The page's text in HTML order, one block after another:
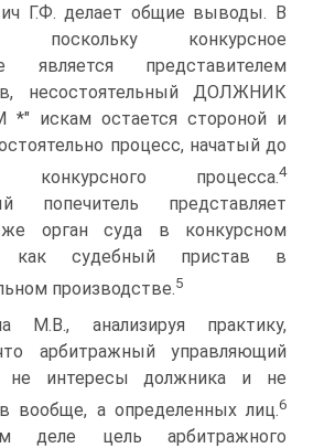
Г.Ф. делает общие выводы. В
поскольку конкурсное
является представителем
несостоятельный ДОЛЖНИК
искам остается стороной и
процесс, начатый до
конкурсного процесса.4
попечитель представляет
орган суда в конкурсном
как судебный пристав в
производстве.5
М.В., анализируя практику,
арбитражный управляющий
не интересы должника и не
вообще, а определенных лиц.6
деле цель арбитражного